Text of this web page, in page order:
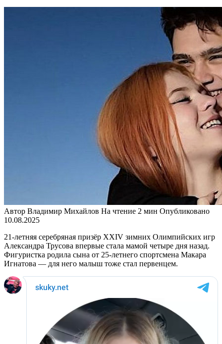
Автор Владимир Михайлов На чтение 2 мин Опубликовано
10.08.2025
21-летняя серебряная призёр XXIV зимних Олимпийских игр
Александра Трусова впервые стала мамой четыре дня назад.
Фигуристка родила сына от 25-летнего спортсмена Макара
Игнатова — для него малыш тоже стал первенцем.